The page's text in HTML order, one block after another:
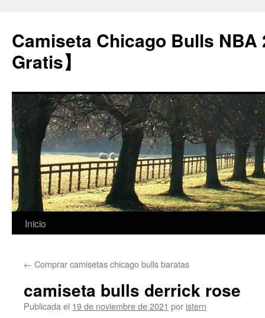
Camiseta Chicago Bulls NBA
Gratis】
Saltar
contenido
Inicio
← Comprar camisetas chicago bulls baratas
camiseta bulls derrick rose
Publicada el 19 de noviembre de 2021 por istern